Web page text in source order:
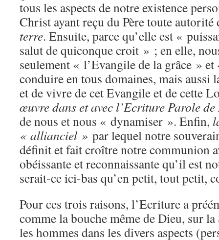
tous les aspects de notre existence
Christ ayant reçu du Père toute
terre. Ensuite, parce qu’elle est «
salut de quiconque croit » ; en elle,
seulement « l’Evangile de la grâce »
conduire en tous domaines, mais aussi
et de vivre de cet Evangile et de cette
œuvre dans et avec l’Ecriture Parole
de nous et nous « dynamiser ». Enfin,
« allianciel » par lequel notre
définit et fait croître notre communion
obéissante et reconnaissante qu’il est
serait-ce ici-bas qu’en petit, tout petit,
Pour ces trois raisons, l’Ecriture a
comme la bouche même de Dieu, sur
les hommes dans les divers aspects